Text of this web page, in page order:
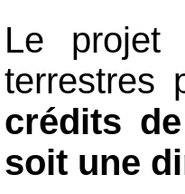
Le projet
terrestres
crédits
soit une